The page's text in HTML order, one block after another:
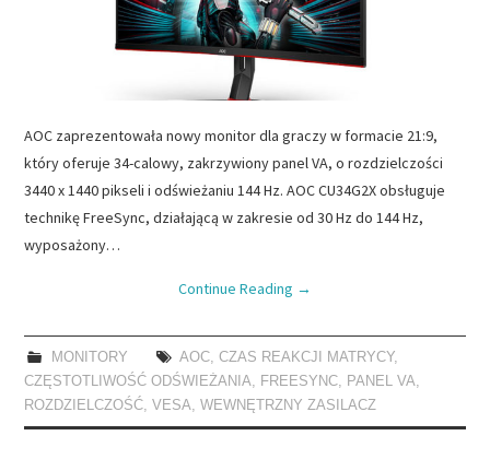
AOC zaprezentowała nowy monitor dla graczy w formacie 21:9,
który oferuje 34-calowy, zakrzywiony panel VA, o rozdzielczości
3440 x 1440 pikseli i odświeżaniu 144 Hz. AOC CU34G2X obsługuje
technikę FreeSync, działającą w zakresie od 30 Hz do 144 Hz,
wyposażony…
Continue Reading →
MONITORY AOC, CZAS REAKCJI MATRYCY,
CZĘSTOTLIWOŚĆ ODŚWIEŻANIA, FREESYNC, PANEL VA,
ROZDZIELCZOŚĆ,VESA,WEWNĘTRZNY ZASILACZ